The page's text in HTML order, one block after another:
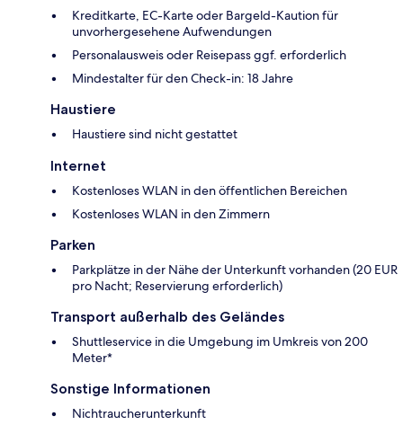
Kreditkarte, EC-Karte oder Bargeld-Kaution für
unvorhergesehene Aufwendungen
Personalausweis oder Reisepass ggf. erforderlich
Mindestalter für den Check-in: 18 Jahre
Haustiere
Haustiere sind nicht gestattet
Internet
Kostenloses WLAN in den öffentlichen Bereichen
Kostenloses WLAN in den Zimmern
Parken
Parkplätze in der Nähe der Unterkunft vorhanden (20 EUR
pro Nacht; Reservierung erforderlich)
Transport außerhalb des Geländes
Shuttleservice in die Umgebung im Umkreis von 200
Meter*
Sonstige Informationen
Nichtraucherunterkunft